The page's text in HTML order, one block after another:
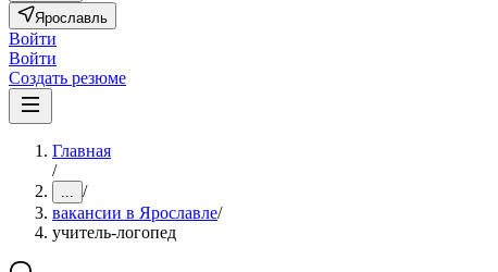
Ярославль
Войти
Войти
Создать резюме
Главная
/
... /
вакансии в Ярославле/
учитель-логопед